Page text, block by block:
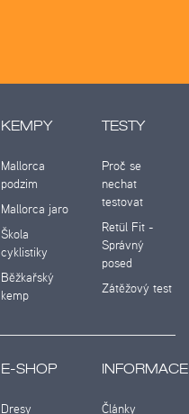
KEMPY
Mallorca
podzim
Mallorca jaro
Škola
cyklistiky
Běžkařský
kemp
TESTY
Proč se
nechat
testovat
Retül Fit -
Správný
posed
Zátěžový test
E-SHOP
Dresy
INFORMACE
Články